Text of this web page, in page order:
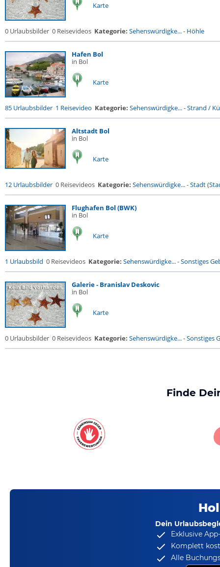
Karte
0 Urlaubsbilder 0 Reisevideos Kategorie: Sehenswürdigke...- Höhle
Hafen Bol
in Bol
Karte
85 Urlaubsbilder 1 Reisevideo Kategorie: Sehenswürdigke...-Strand /
Altstadt Bol
in Bol
Karte
12 Urlaubsbilder 0 Reisevideos Kategorie: Sehenswürdigke...-Stadt
Flughafen Bol (BWK)
in Bol
Karte
1 Urlaubsbild 0 Reisevideos Kategorie: Sehenswürdigke...-Sonstiges
Galerie - Branislav Deskovic
in Bol
Karte
0 Urlaubsbilder 0 Reisevideos Kategorie: Sehenswürdigke...-Sonstiges
Finde
Dein
Exklusive
Komplett
Alle